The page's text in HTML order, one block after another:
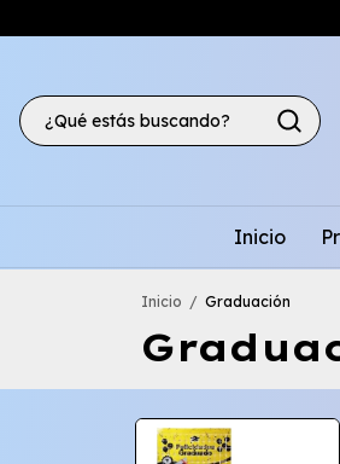
Inicio
Inicio / Graduación